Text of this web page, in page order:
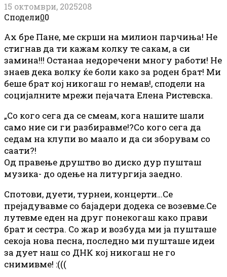
15 октомври, 2025208
Сподели00
Ах бре Пане, ме скрши на милион парчиња! Не
стигнав да ти кажам колку те сакам, а си
замина!!! Останаа недоречени многу работи! Не
знаев дека волку ќе боли како за роден брат! Ми
беше брат кој никогаш го немав!, сподели на
социјалните мрежи пејачата Елена Ристевска.
„Со кого сега да се смеам, кога нашите шали
само ние си ги разбиравме!?Со кого сега да
седам на клупи во маало и да си зборувам со
саати?!
Од правење друштво во диско дур пушташ
музика- до одење на литургија заедно.
Спотови, дуети, турнеи, концерти…Се
прејадувавме со бајадери додека се возевме.Се
лутевме еден на друг понекогаш како прави
брат и сестра. Со жар и возбуда ми ја пушташе
секоја нова песна, последно ми пушташе идеи
за дует наш со ДНК кој никогаш не го
снимивме! :(((